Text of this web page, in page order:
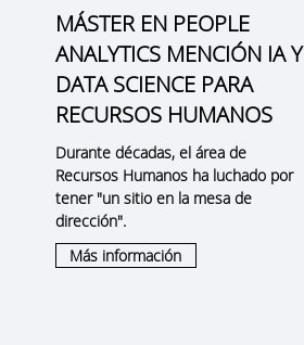
MÁSTER EN PEOPLE
ANALYTICS MENCIÓN IA Y
DATA SCIENCE PARA
RECURSOS HUMANOS
Durante décadas, el área de
Recursos Humanos ha luchado por
tener "un sitio en la mesa de
dirección".
Más información